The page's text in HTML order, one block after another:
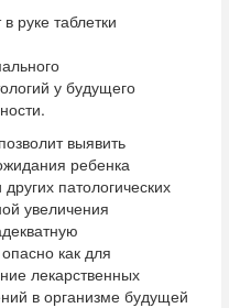
у будущего
выявить
ребенка
патологических
увеличения
как для
лекарственных
в организме будущей